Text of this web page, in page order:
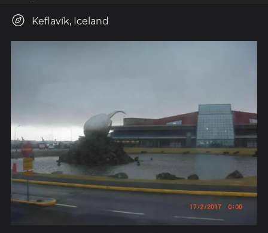
Keflavík, Iceland